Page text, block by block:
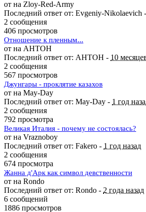
от на Zloy-Red-Army
Последний ответ от: Evgeniy-Nikolaevich -
2 сообщения
406 просмотров
Отношение к пленным...
от на AHTOH
Последний ответ от: AHTOH - 10
2 сообщения
567 просмотров
Джунгары - проклятие казахов
от на May-Day
Последний ответ от: May-Day - 1 год
2 сообщения
792 просмотра
Великая Италия - почему не состоялась?
от на Vraznoboy
Последний ответ от: Fakero - 1 год назад
2 сообщения
674 просмотра
Жанна д'Арк как символ девственности
от на Rondo
Последний ответ от: Rondo - 2 года назад
6 сообщений
1886 просмотров